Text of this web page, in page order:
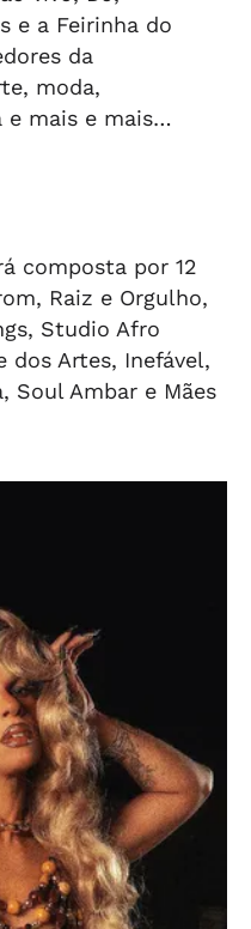
e a Feirinha do
da
moda,
e mais e mais…
composta por 12
Raiz e Orgulho,
Studio Afro
dos Artes, Inefável,
Soul Ambar e Mães